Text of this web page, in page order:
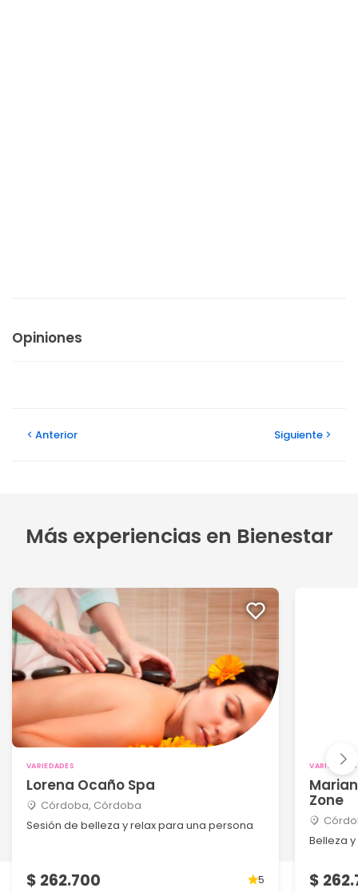
Opiniones
Anterior Siguiente
Más experiencias en Bienestar
VARIEDADES
Lorena Ocaño Spa
Córdoba, Córdoba
Sesión de belleza y relax para una persona
$ 262.700 5
VARIEDADES
Zone
Belleza
$